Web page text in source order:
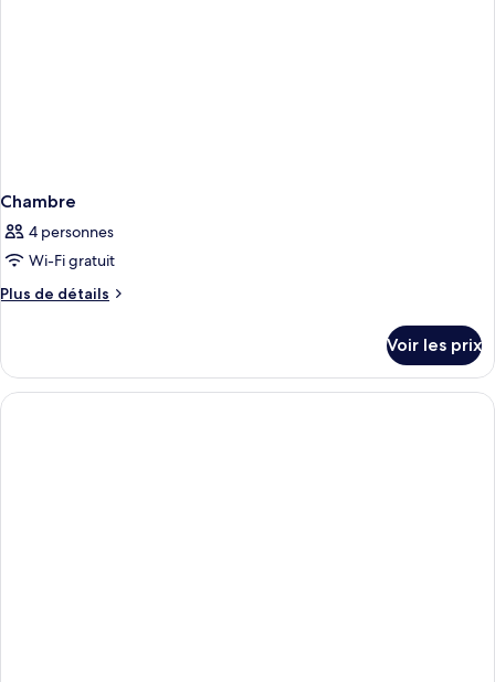
Chambre
4 personnes
Wi-Fi gratuit
Plus de détails
Plus
le
type
de
Voir les prix